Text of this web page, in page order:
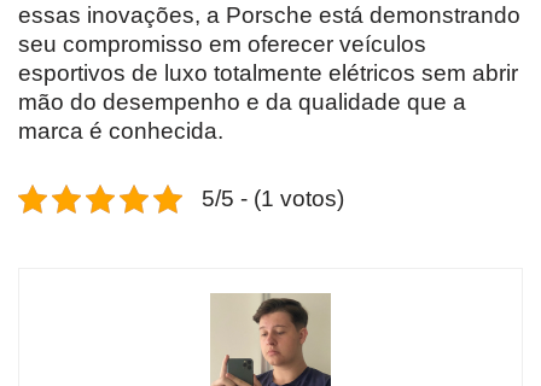
essas inovações, a Porsche está demonstrando
seu compromisso em oferecer veículos
esportivos de luxo totalmente elétricos sem abrir
mão do desempenho e da qualidade que a
marca é conhecida.
5/5 - (1 votos)